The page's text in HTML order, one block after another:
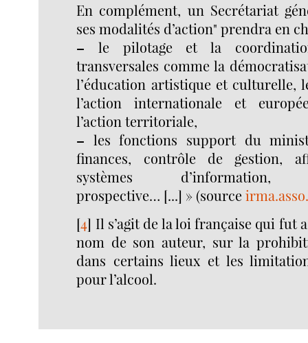
En complément, un Secrétariat
ses modalités d’action" prendra en
– le pilotage et la
transversales comme la
l’éducation artistique et culturelle,
l’action internationale et
l’action territoriale,
– les fonctions support du
finances, contrôle de gestion,
systèmes
prospective… [...] » (source
[4] Il s’agit de la loi française qui fut
nom de son auteur, sur la
dans certains lieux et les
pour l’alcool.